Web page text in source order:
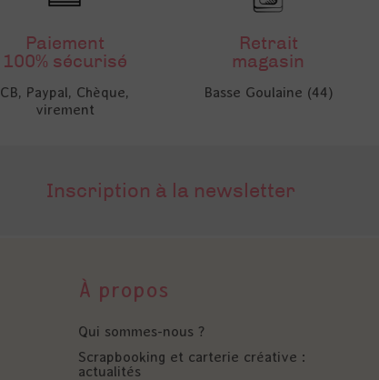
Paiement
100% sécurisé
CB, Paypal, Chèque,
virement
Retrait
magasin
Basse Goulaine (44)
Inscription à la newsletter
À propos
Qui sommes-nous ?
Scrapbooking et carterie créative :
actualités